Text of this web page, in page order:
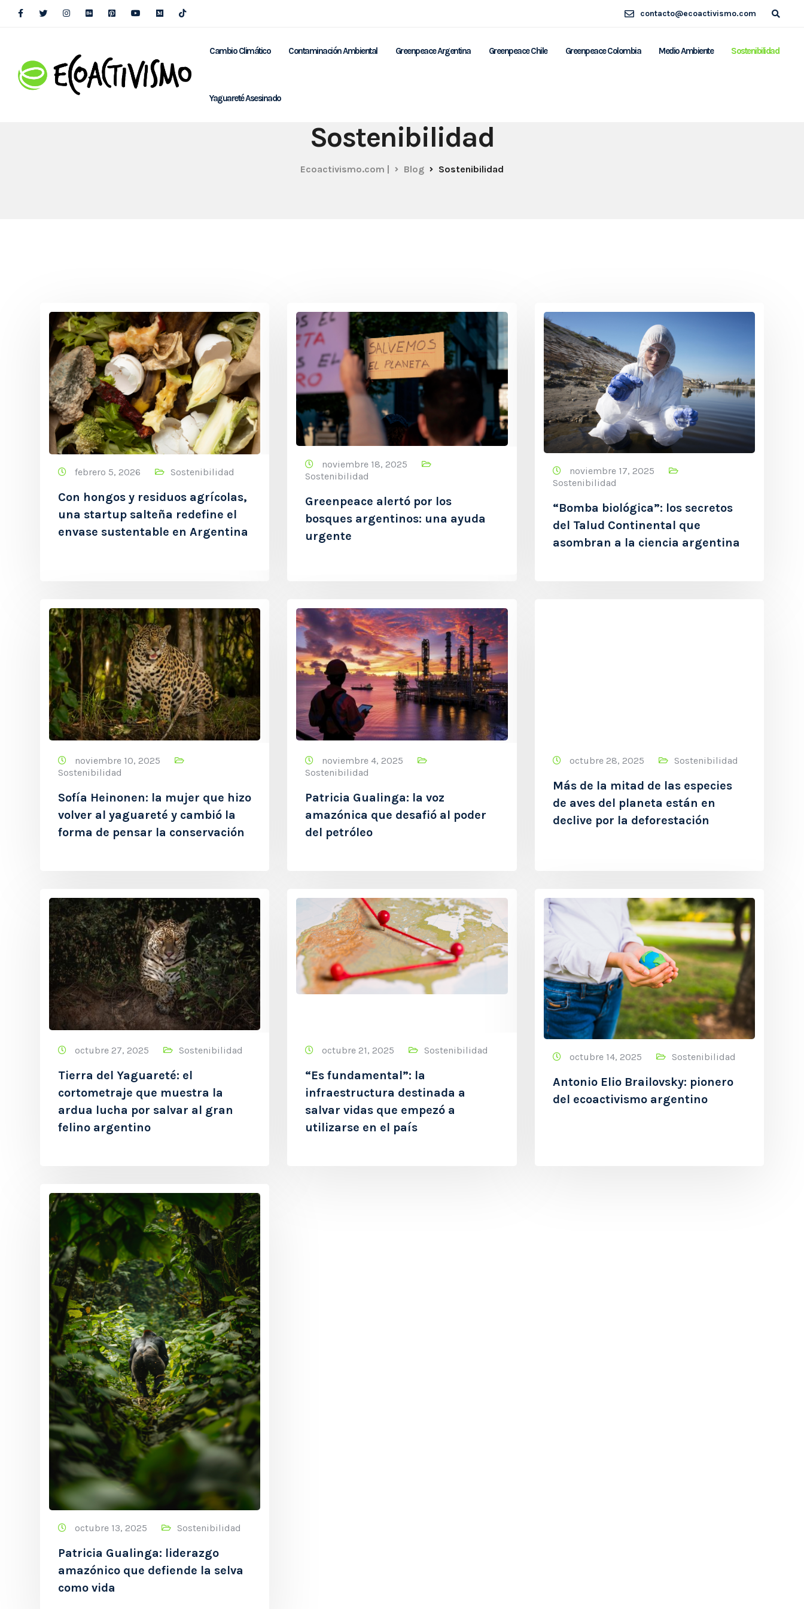
contacto@ecoactivismo.com
Cambio Climático Contaminación Ambiental Greenpeace Argentina Greenpeace Chile Greenpeace Colombia Medio Ambiente Sostenibilidad
Yaguareté Asesinado
Sostenibilidad
Ecoactivismo.com | Blog Sostenibilidad
febrero 5, 2026 Sostenibilidad
Con hongos y residuos agrícolas,
una startup salteña redefine el
envase sustentable en Argentina
noviembre 18, 2025
Sostenibilidad
Greenpeace alertó por los
bosques argentinos: una ayuda
urgente
noviembre 17, 2025
Sostenibilidad
“Bomba biológica”: los secretos
del Talud Continental que
asombran a la ciencia argentina
noviembre 10, 2025
Sostenibilidad
Sofía Heinonen: la mujer que hizo
volver al yaguareté y cambió la
forma de pensar la conservación
noviembre 4, 2025
Sostenibilidad
Patricia Gualinga: la voz
amazónica que desafió al poder
del petróleo
octubre 28, 2025 Sostenibilidad
Más de la mitad de las especies
de aves del planeta están en
declive por la deforestación
octubre 27, 2025 Sostenibilidad
Tierra del Yaguareté: el
cortometraje que muestra la
ardua lucha por salvar al gran
felino argentino
octubre 21, 2025 Sostenibilidad
“Es fundamental”: la
infraestructura destinada a
salvar vidas que empezó a
utilizarse en el país
octubre 14, 2025 Sostenibilidad
Antonio Elio Brailovsky: pionero
del ecoactivismo argentino
octubre 13, 2025 Sostenibilidad
Patricia Gualinga: liderazgo
amazónico que defiende la selva
como vida